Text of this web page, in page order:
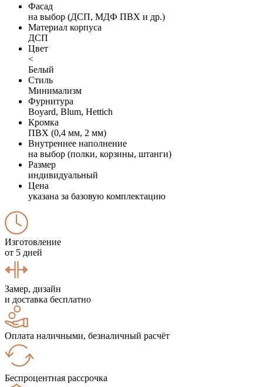
Фасад
на выбор (ДСП, МДФ ПВХ и др.)
Материал корпуса
ДСП
Цвет
<
Белый
Стиль
Минимализм
Фурнитура
Boyard, Blum, Hettich
Кромка
ПВХ (0,4 мм, 2 мм)
Внутреннее наполнение
на выбор (полки, корзины, штанги)
Размер
индивидуальный
Цена
указана за базовую комплектацию
Изготовление
от 5 дней
Замер, дизайн
и доставка бесплатно
Оплата наличными, безналичный расчёт
Беспроцентная рассрочка